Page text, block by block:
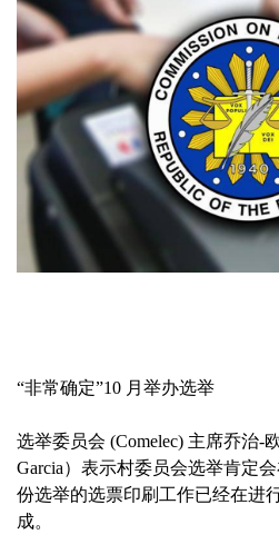
“非常确定”10 月举办选举
选举委员会 (Comelec) 主席乔治-
Garcia）表示村委员会选举肯定
份选举的选票印刷工作已经在进
成。